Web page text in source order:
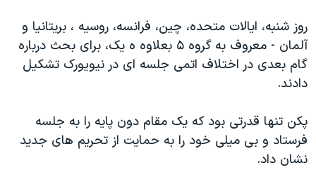
روز شنبه، ایالات متحده، چین، فرانسه، روسیه ، بریتانیا و
آلمان - معروف به گروه ۵ بعلاوه ه یک، برای بحث درباره
گام بعدی در اختلاف اتمی جلسه ای در نیویورک تشکیل
دادند.
پکن تنها قدرتی بود که یک مقام دون پایه را به جلسه
فرستاد و بی میلی خود را به حمایت از تحریم های جدید
نشان داد.